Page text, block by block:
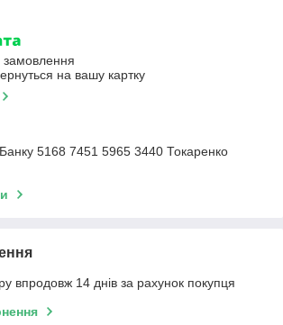
замовлення
на вашу картку
5168 7451 5965 3440 Токаренко
впродовж 14 днів за рахунок покупця